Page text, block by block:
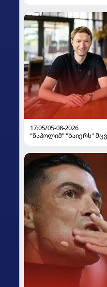
17:05/05-08-2026
"ნაპოლიმ" "ბაიერს"